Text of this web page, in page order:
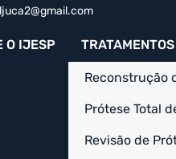
O IJESP TRATAMENTOS
Reconstrução
Prótese Total
Revisão de